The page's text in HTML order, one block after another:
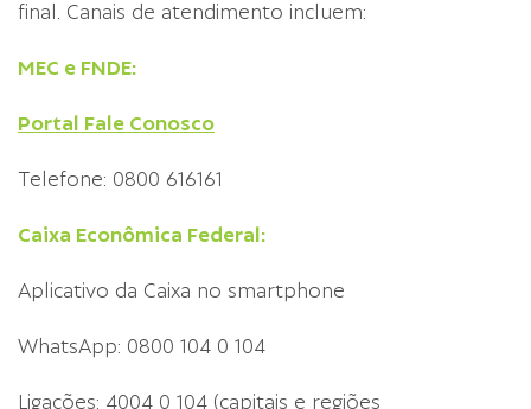
final. Canais de atendimento incluem:
MEC e FNDE:
Portal Fale Conosco
Telefone: 0800 616161
Caixa Econômica Federal:
Aplicativo da Caixa no smartphone
WhatsApp: 0800 104 0 104
Ligações: 4004 0 104 (capitais e regiões